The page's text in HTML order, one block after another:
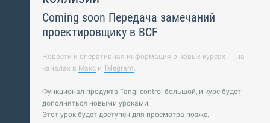
Coming soon Передача замечаний
проектировщику в BCF
Новости и оперативная информация о новых курсах — на
каналах в Макс и Telegram.
Функционал продукта Tangl control большой, и курс будет
дополняться новыми уроками.
Этот урок будет доступен для просмотра позже.